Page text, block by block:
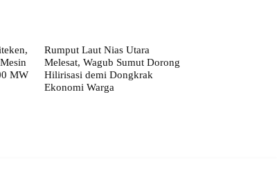
MW
Rumput Laut Nias Utara
Melesat, Wagub Sumut Dorong
Hilirisasi demi Dongkrak
Ekonomi Warga